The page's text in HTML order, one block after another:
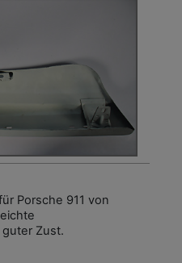
Porsche 911 von
Zust.